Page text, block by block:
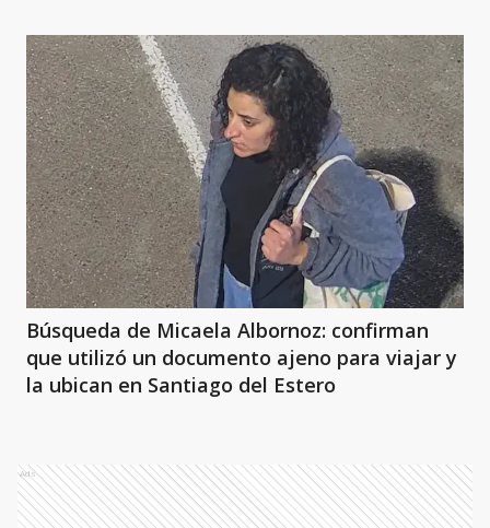
Búsqueda de Micaela Albornoz: confirman
que utilizó un documento ajeno para viajar y
la ubican en Santiago del Estero
Ads